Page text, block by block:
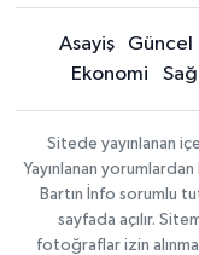
Asayiş Güncel
Ekonomi
Sitede yayınlanan
Yayınlanan
Bartın İnfo sorumlu
sayfada açılır.
fotoğraflar izin